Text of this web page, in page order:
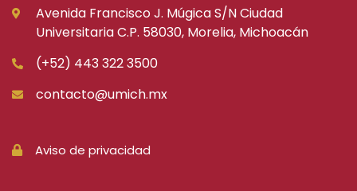
Avenida Francisco J. Múgica S/N Ciudad
Universitaria C.P. 58030, Morelia, Michoacán
(+52) 443 322 3500
contacto@umich.mx
Aviso de privacidad